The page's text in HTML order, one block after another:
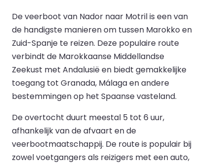
De veerboot van Nador naar Motril is een van
de handigste manieren om tussen Marokko en
Zuid-Spanje te reizen. Deze populaire route
verbindt de Marokkaanse Middellandse
Zeekust met Andalusië en biedt gemakkelijke
toegang tot Granada, Málaga en andere
bestemmingen op het Spaanse vasteland.
De overtocht duurt meestal 5 tot 6 uur,
afhankelijk van de afvaart en de
veerbootmaatschappij. De route is populair bij
zowel voetgangers als reizigers met een auto,